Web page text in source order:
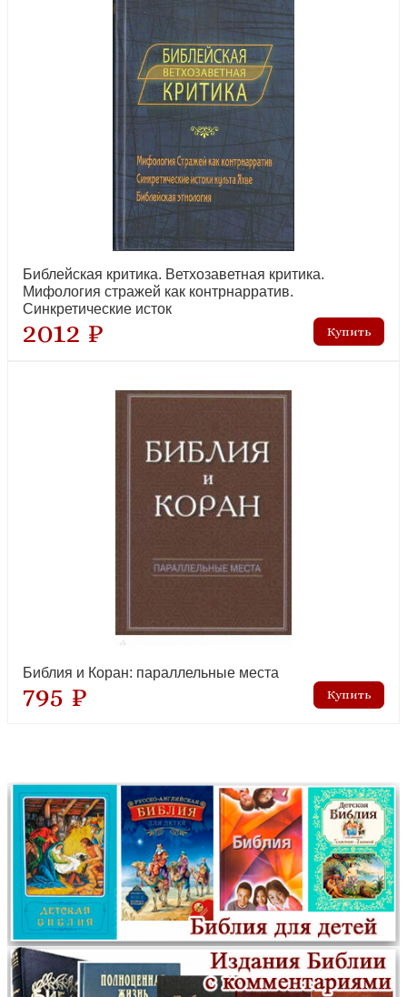
Библейская критика. Ветхозаветная критика.
Мифология стражей как контрнарратив.
Синкретические исток
2012 ₽
Библия и Коран: параллельные места
795 ₽